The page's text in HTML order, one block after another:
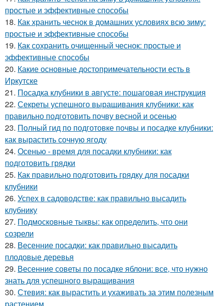
простые и эффективные способы
18. Как хранить чеснок в домашних условиях всю зиму:
простые и эффективные способы
19. Как сохранить очищенный чеснок: простые и
эффективные способы
20. Какие основные достопримечательности есть в
Иркутске
21. Посадка клубники в августе: пошаговая инструкция
22. Секреты успешного выращивания клубники: как
правильно подготовить почву весной и осенью
23. Полный гид по подготовке почвы и посадке клубники:
как вырастить сочную ягоду
24. Осенью - время для посадки клубники: как
подготовить грядки
25. Как правильно подготовить грядку для посадки
клубники
26. Успех в садоводстве: как правильно высадить
клубнику
27. Подмосковные тыквы: как определить, что они
созрели
28. Весенние посадки: как правильно высадить
плодовые деревья
29. Весенние советы по посадке яблони: все, что нужно
знать для успешного выращивания
30. Стевия: как вырастить и ухаживать за этим полезным